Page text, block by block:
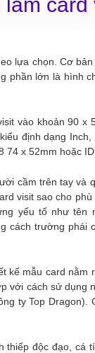
lựa chọn. Cơ
phần lớn là hình
vào khoản 90 x
định dạng
x 52mm hoặc
cầm trên tay và
visit sao cho
yếu tố như tên
cách trường phái
kế mẫu card nằm
với cách sử dụng
ty Top Dragon).
thiếp độc đạo, cá